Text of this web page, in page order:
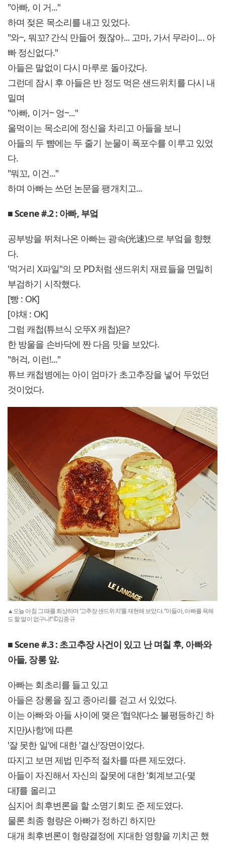
"아빠, 이 거..."
하며 젖은 목소리를 내고 있었다.
"와~, 뭐꼬? 간식 만들어 줬잖아... 고마, 가서 무라이... 아
빠 정신없다."
아들은 말없이 다시 마루로 돌아갔다.
그런데 잠시 후 아들은 반 정도 먹은 샌드위치를 다시 내
밀며
"아빠, 이거~ 엉~..."
울먹이는 목소리에 정신을 차리고 아들을 보니
아들의 두 뺨에는 두 줄기 눈물이 폭포수를 이루고 있었
다.
"뭐꼬, 이건..."
하며 아빠는 쓰던 논문을 팽개치고...
■ Scene #.2 : 아빠, 부엌
공부방을 뛰쳐나온 아빠는 광속(光速)으로 부엌을 향했
다.
'먹거리 X파일"의 모 PD처럼 샌드위치 재료들을 면밀히
부검하기 시작했다.
[빵 : OK]
[야채 : OK]
그럼 캐첩(튜브식 오뚜X 캐첩)은?
한 방울을 손바닥에 짠 다음 맛을 보았다.
"허걱, 이런!..."
튜브 캐첩병에는 아이 엄마가 초고추장을 넣어 두었던
것이었다.
▲오늘 아침 그 때를 회상하며 ‘고추장 샌드위치’를 재현해 보았다. “아들아, 아빠를 욕해
도 할 말이 없구나!” ©김종규
■ Scene #.3 : 초고추장 사건이 있고 난 며칠 후, 아빠와
아들, 장롱 앞.
아빠는 회초리를 들고 있고
아들은 장롱을 짚고 종아리를 걷고 서 있었다.
이는 아빠와 아들 사이에 맺은 ‘협약(다소 불평등하긴 하
지만)사항’에 따른
'잘 못한 일'에 대한 '결산'장면이었다.
따지고 보면 제법 민주적 절차를 따른 제도였다.
아들이 자진해서 자신의 잘못에 대한 ‘회계보고(-몇
대)’를 올리고
심지어 최후변론을 할 소명기회도 준 제도였다.
물론 최종 형량은 아빠가 정하긴 하지만
대개 최후변론이 형량결정에 지대한 영향을 끼치곤 했